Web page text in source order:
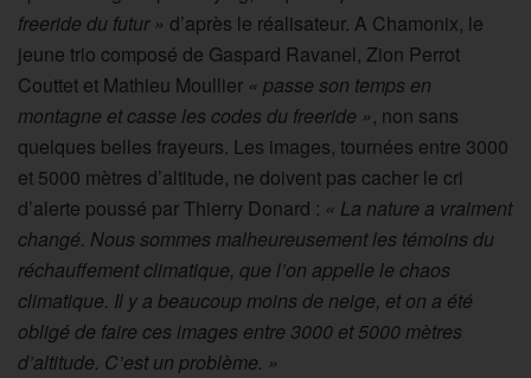
freeride du futur » d’après le réalisateur. A Chamonix, le
jeune trio composé de Gaspard Ravanel, Zion Perrot
Couttet et Mathieu Moullier « passe son temps en
montagne et casse les codes du freeride », non sans
quelques belles frayeurs. Les images, tournées entre 3000
et 5000 mètres d’altitude, ne doivent pas cacher le cri
d’alerte poussé par Thierry Donard : « La nature a vraiment
changé. Nous sommes malheureusement les témoins du
réchauffement climatique, que l’on appelle le chaos
climatique. Il y a beaucoup moins de neige, et on a été
obligé de faire ces images entre 3000 et 5000 mètres
d’altitude. C’est un problème. »